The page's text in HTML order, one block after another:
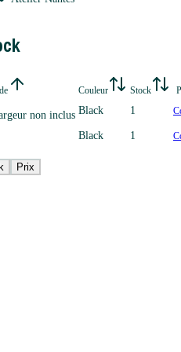
Couleur Stock
non inclus Black 1
Black 1
Prix